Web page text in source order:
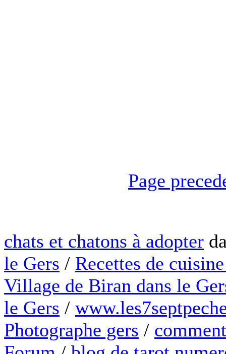
Page
chats et chatons à adopter
le Gers / Recettes de
Village de Biran dans le
le Gers /
Photographe gers /